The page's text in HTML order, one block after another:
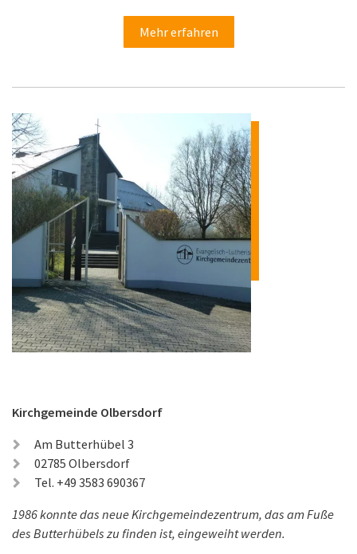
Mehr erfahren
Kirchgemeinde Olbersdorf
Am Butterhübel 3
02785 Olbersdorf
Tel. +49 3583 690367
1986 konnte das neue Kirchgemeindezentrum, das am Fuße
des Butterhübels zu finden ist, eingeweiht werden.